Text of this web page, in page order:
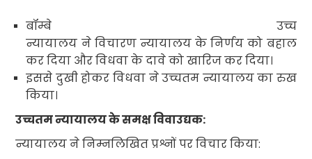
बॉम्बे उच्च
न्यायालय ने विचारण न्यायालय के निर्णय को बहाल
कर दिया और विधवा के दावे को खारिज कर दिया।
इससे दुखी होकर विधवा ने उच्चतम न्यायालय का रुख
किया।
उच्चतम न्यायालय के समक्ष विवाउद्यक:
न्यायालय ने निम्नलिखित प्रश्नों पर विचार किया: